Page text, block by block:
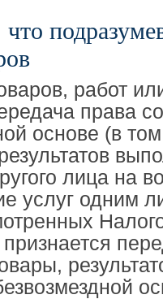
работ
права
основе (в
лица на
услуг одним